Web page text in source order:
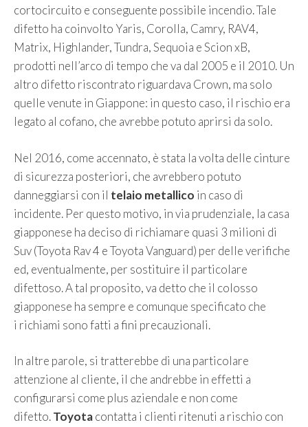
cortocircuito e conseguente possibile incendio. Tale
difetto ha coinvolto Yaris, Corolla, Camry, RAV4,
Matrix, Highlander, Tundra, Sequoia e Scion xB,
prodotti nell’arco di tempo che va dal 2005 e il 2010. Un
altro difetto riscontrato riguardava Crown, ma solo
quelle venute in Giappone: in questo caso, il rischio era
legato al cofano, che avrebbe potuto aprirsi da solo.
Nel 2016, come accennato, è stata la volta delle cinture
di sicurezza posteriori, che avrebbero potuto
danneggiarsi con il telaio metallico in caso di
incidente. Per questo motivo, in via prudenziale, la casa
giapponese ha deciso di richiamare quasi 3 milioni di
Suv (Toyota Rav 4 e Toyota Vanguard) per delle verifiche
ed, eventualmente, per sostituire il particolare
difettoso. A tal proposito, va detto che il colosso
giapponese ha sempre e comunque specificato che
i richiami sono fatti a fini precauzionali.
In altre parole, si tratterebbe di una particolare
attenzione al cliente, il che andrebbe in effetti a
configurarsi come plus aziendale e non come
difetto.Toyotacontatta i clienti ritenuti a rischio con